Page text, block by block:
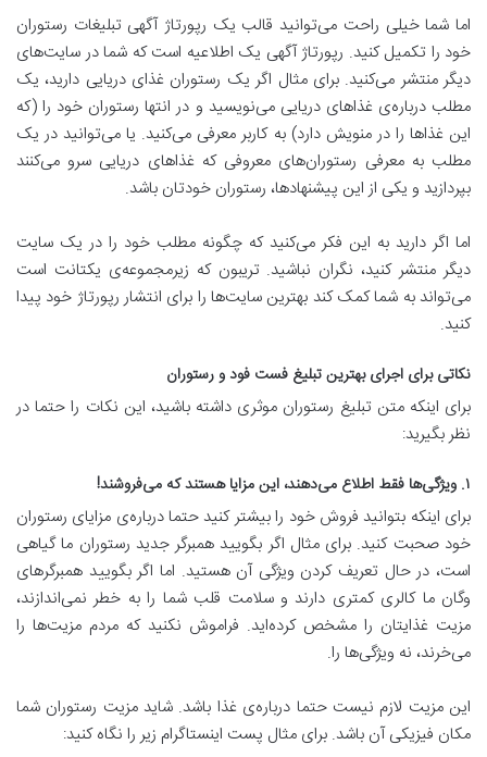
اما شما خیلی راحت می‌توانید قالب یک رپورتاژ آگهی تبلیغات رستوران
خود را تکمیل کنید. رپورتاژ آگهی یک اطلاعیه است که شما در سایت‌های
دیگر منتشر می‌کنید. برای مثال اگر یک رستوران غذای دریایی دارید، یک
مطلب درباره‌ی غذاهای دریایی می‌نویسید و در انتها رستوران خود را (که
این غذاها را در منویش دارد) به کاربر معرفی می‌‌کنید. یا می‌توانید در یک
مطلب به معرفی رستوران‌های معروفی که غذاهای دریایی سرو می‌کنند
بپردازید و یکی از این پیشنهادها، رستوران خودتان باشد.
اما اگر دارید به این فکر می‌کنید که چگونه مطلب خود را در یک سایت
دیگر منتشر کنید، نگران نباشید. تریبون که زیرمجموعه‌ی یکتانت است
می‌تواند به شما کمک کند بهترین سایت‌ها را برای انتشار رپورتاژ خود پیدا
کنید.
نکاتی برای اجرای بهترین تبلیغ فست فود و رستوران
برای اینکه متن تبلیغ رستوران موثری داشته باشید، این نکات را حتما در
نظر بگیرید:
۱. ویژگی‌ها فقط اطلاع می‌دهند، این مزایا هستند که می‌فروشند!
برای اینکه بتوانید فروش خود را بیشتر کنید حتما درباره‌ی مزایای رستوران
خود صحبت کنید. برای مثال اگر بگویید همبرگر جدید رستوران ما گیاهی
است، در حال تعریف کردن ویژگی آن هستید. اما اگر بگویید همبرگرهای
وگان ما کالری کمتری دارند و سلامت قلب شما را به خطر نمی‌اندازند،
مزیت غذایتان را مشخص کرده‌اید. فراموش نکنید که مردم مزیت‌ها را
می‌خرند، نه ویژگی‌ها را.
این مزیت لازم نیست حتما درباره‌ی غذا باشد. شاید مزیت رستوران شما
مکان فیزیکی آن باشد. برای مثال پست اینستاگرام زیر را نگاه کنید: